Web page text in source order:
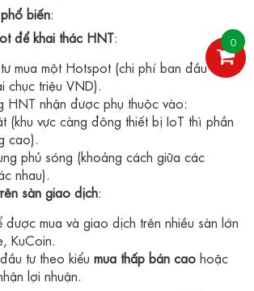
biến:
để khai thác HNT:
mua một Hotspot (chi phí ban đầu từ vài
chục triệu VND).
HNT nhận được phụ thuộc vào:
(khu vực càng đông thiết bị IoT thì phần
cao).
phủ sóng (khoảng cách giữa các
nhau).
sàn giao dịch:
được mua và giao dịch trên nhiều sàn lớn
KuCoin.
tư theo kiểu mua thấp bán cao hoặc
lợi nhuận.
0